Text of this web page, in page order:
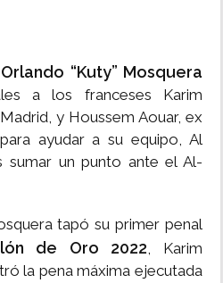
Orlando “Kuty” Mosquera
a los franceses Karim
y Houssem Aouar, ex
ayudar a su equipo, Al
sumar un punto ante el Al-
tapó su primer penal
de Oro 2022, Karim
la pena máxima ejecutada